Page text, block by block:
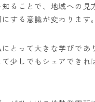
ることで、地域への見
する意識が変わります。
とって大きな学びであ
少しでもシェアできれ